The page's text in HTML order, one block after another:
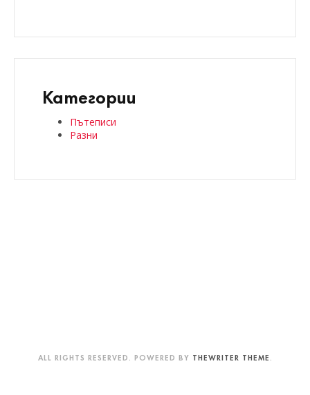
Категории
Пътеписи
Разни
ALL RIGHTS RESERVED. POWERED BY THEWRITER THEME